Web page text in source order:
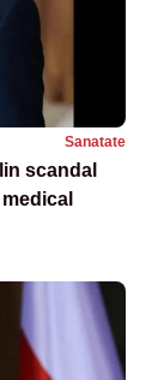
Sanatate
scandal